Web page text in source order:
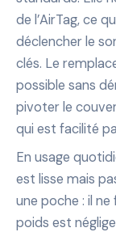
de l’AirTag, ce
déclencher le
clés. Le
possible sans
pivoter le
qui est facilité
En usage
est lisse mais
une poche : il
poids est